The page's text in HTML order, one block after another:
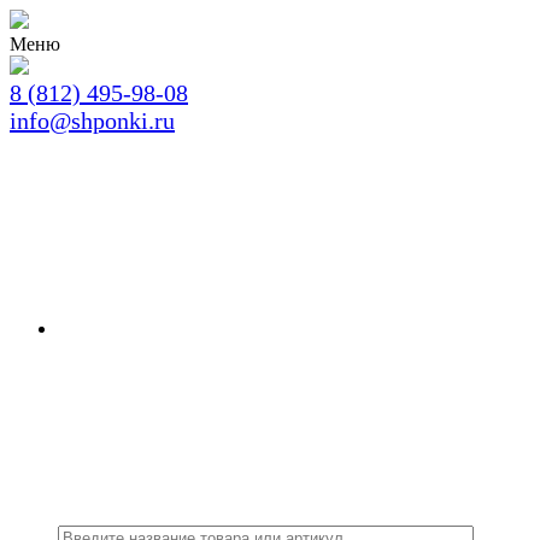
Меню
8 (812) 495-98-08
info@shponki.ru